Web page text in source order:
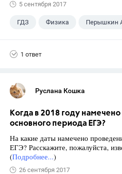
5 сентября 2017
ГДЗ Физика Перышкин
1 ответ
Руслана Кошка
Когда в 2018 году
основного периода ЕГЭ?
На какие даты намечено
ЕГЭ? Расскажите, пожалуйста,
(Подробнее...)
26 сентября 2017